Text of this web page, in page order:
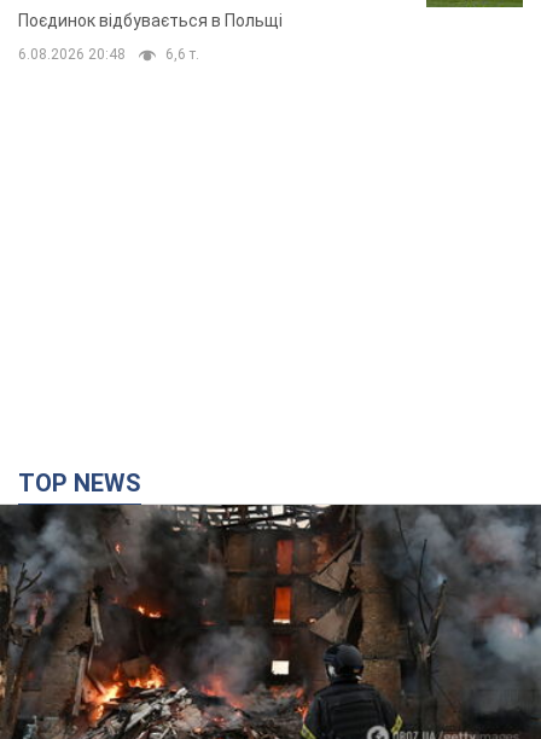
Поєдинок відбувається в Польщі
6.08.2026 20:48 6,6 т.
TOP NEWS